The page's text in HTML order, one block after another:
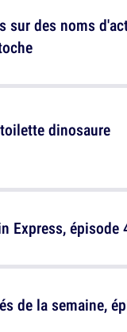
dinosaure
de la semaine,
sur des noms
Express, épisode